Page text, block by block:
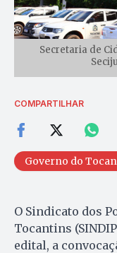
Secretaria de
COMPARTILHAR
Governo do
O Sindicato dos
Tocantins
edital, a